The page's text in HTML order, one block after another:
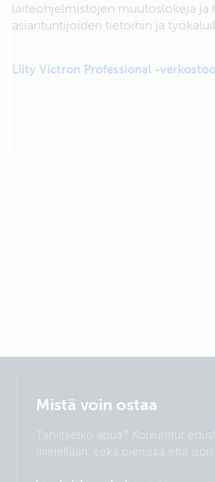
laiteohjelmistojen muutoslokeja ja
asiantuntijoiden tietoihin ja
Liity Victron Professional -
Suomalainen
Change language
Čeština
Dansk
Mistä voin ostaa
Tarvitsetko apua? Koulutetut
mielellään, sekä pienissä että